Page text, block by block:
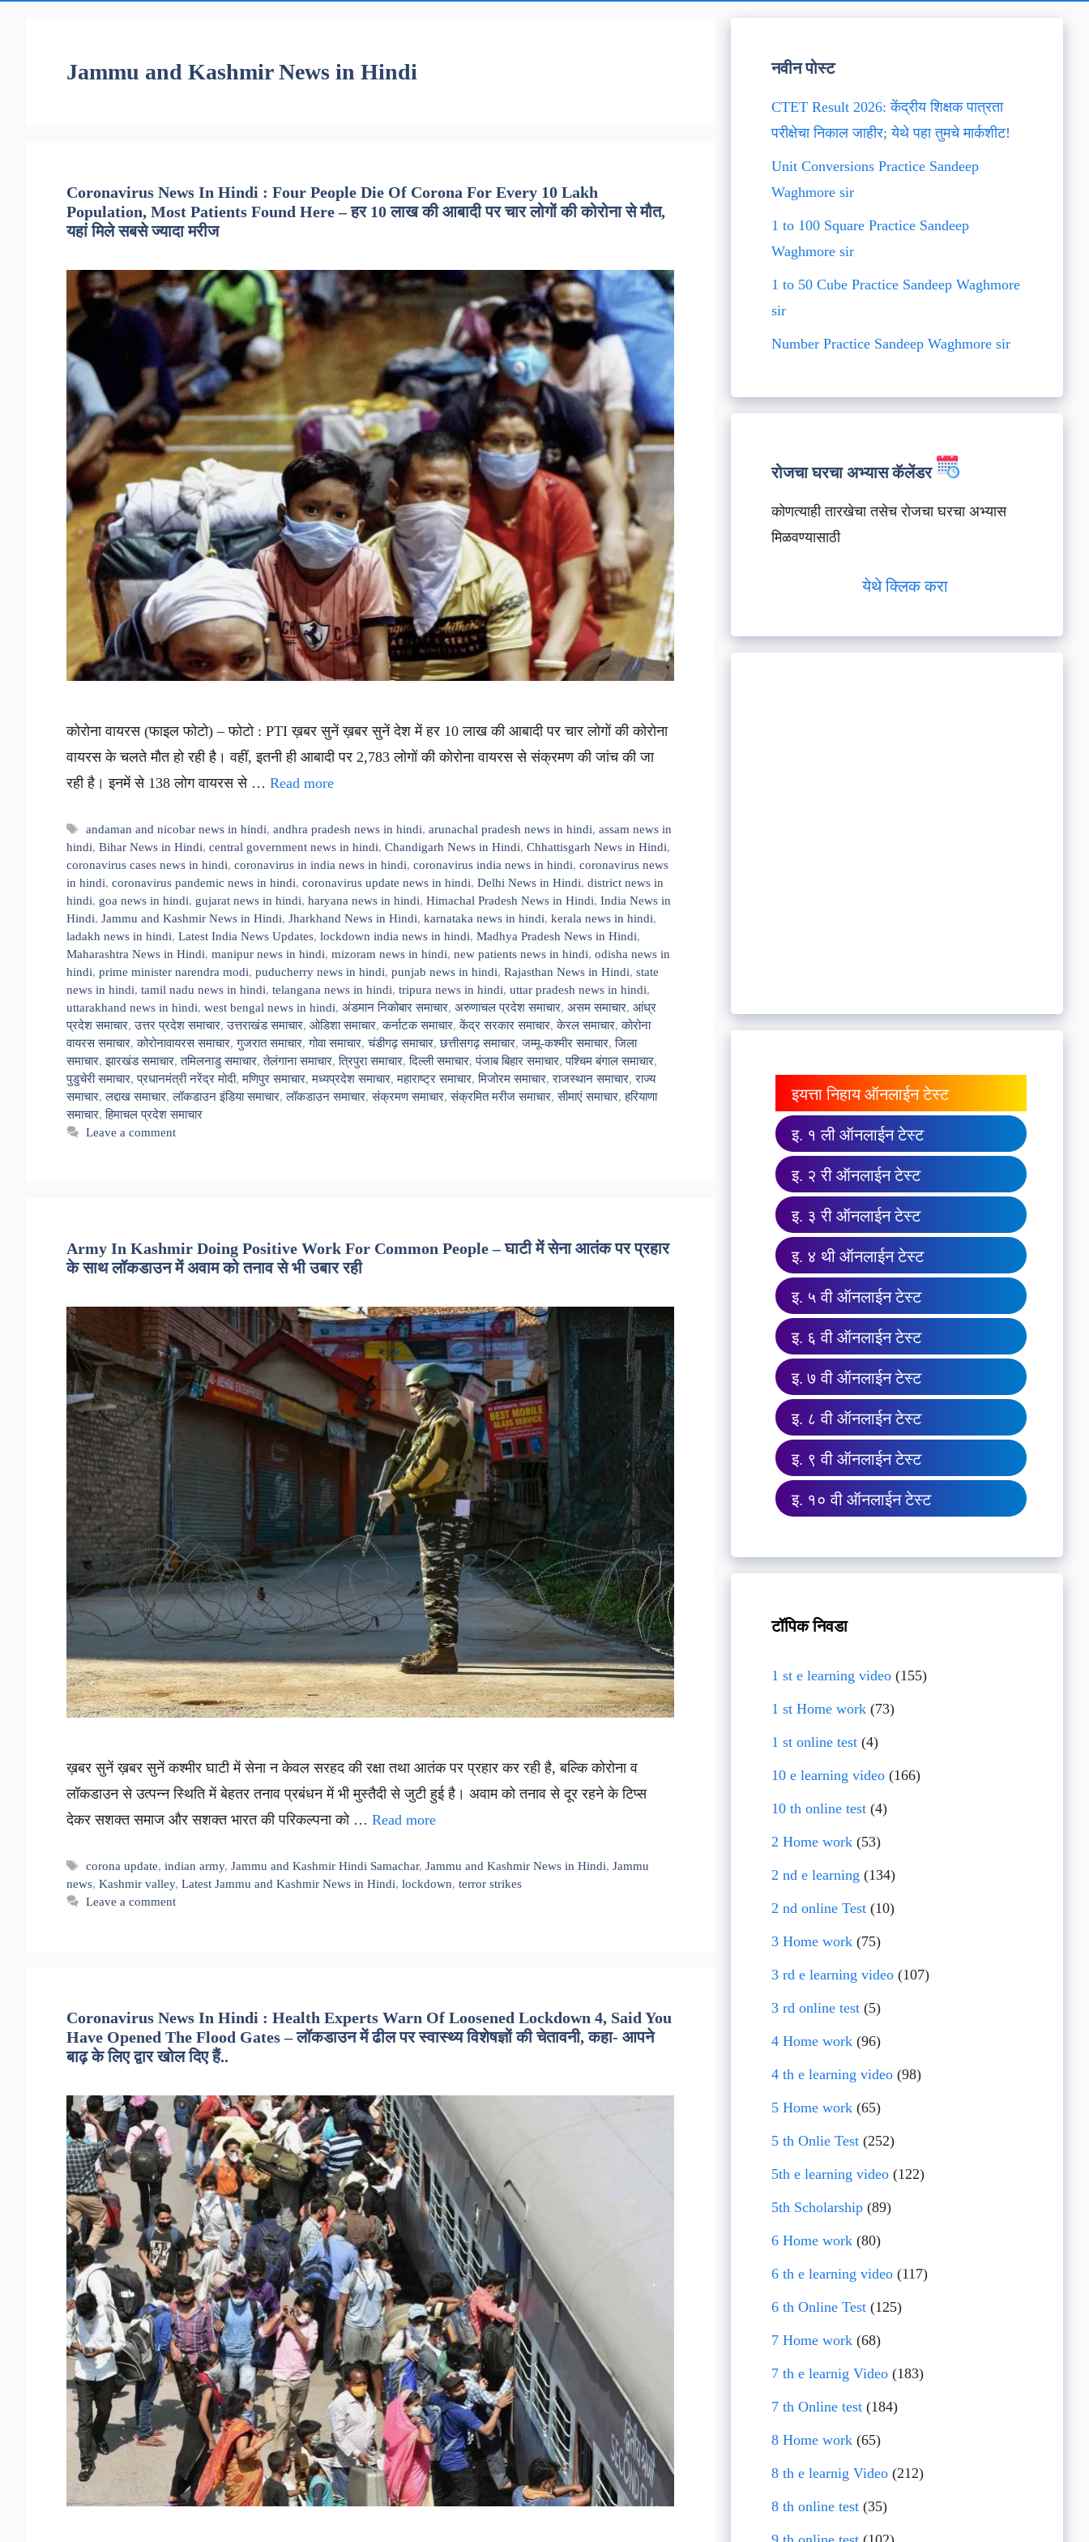
Jammu and Kashmir News in Hindi
Coronavirus News In Hindi : Four People Die Of Corona For Every 10 Lakh
Population, Most Patients Found Here – हर 10 लाख की आबादी पर चार लोगों की कोरोना से मौत,
यहां मिले सबसे ज्यादा मरीज
कोरोना वायरस (फाइल फोटो) – फोटो : PTI ख़बर सुनें ख़बर सुनें देश में हर 10 लाख की आबादी पर चार लोगों की कोरोना
वायरस के चलते मौत हो रही है। वहीं, इतनी ही आबादी पर 2,783 लोगों की कोरोना वायरस से संक्रमण की जांच की जा
रही है। इनमें से 138 लोग वायरस से … Read more
Tags
andaman and nicobar news in hindi,andhra pradesh news in hindi,arunachal pradesh news in hindi,assam news in
hindi, Bihar News in Hindi, central government news in hindi, Chandigarh News in Hindi, Chhattisgarh News in Hindi,
coronavirus cases news in hindi, coronavirus in india news in hindi, coronavirus india news in hindi, coronavirus news
in hindi, coronavirus pandemic news in hindi, coronavirus update news in hindi, Delhi News in Hindi, district news in
hindi, goa news in hindi, gujarat news in hindi, haryana news in hindi, Himachal Pradesh News in Hindi, India News in
Hindi, Jammu and Kashmir News in Hindi, Jharkhand News in Hindi, karnataka news in hindi, kerala news in hindi,
ladakh news in hindi, Latest India News Updates, lockdown india news in hindi, Madhya Pradesh News in Hindi,
Maharashtra News in Hindi, manipur news in hindi, mizoram news in hindi, new patients news in hindi, odisha news in
hindi, prime minister narendra modi, puducherry news in hindi, punjab news in hindi, Rajasthan News in Hindi, state
news in hindi, tamil nadu news in hindi, telangana news in hindi, tripura news in hindi, uttar pradesh news in hindi,
uttarakhand news in hindi, west bengal news in hindi, अंडमान निकोबार समाचार, अरुणाचल प्रदेश समाचार, असम समाचार, आंध्र
प्रदेश समाचार,उत्तर प्रदेश समाचार,उत्तराखंड समाचार, ओडिशा समाचार,कर्नाटक समाचार,केंद्र सरकार समाचार,केरल समाचार,कोरोना
वायरस समाचार,कोरोनावायरस समाचार,गुजरात समाचार,गोवा समाचार,चंडीगढ़ समाचार,छत्तीसगढ़ समाचार,जम्मू-कश्मीर समाचार,जिला
समाचार,झारखंड समाचार,तमिलनाडु समाचार,तेलंगाना समाचार,त्रिपुरा समाचार,दिल्ली समाचार,पंजाब बिहार समाचार,पश्चिम बंगाल समाचार,
पुडुचेरी समाचार,प्रधानमंत्री नरेंद्र मोदी,मणिपुर समाचार,मध्यप्रदेश समाचार,महाराष्ट्र समाचार,मिजोरम समाचार,राजस्थान समाचार,राज्य
समाचार,लद्दाख समाचार,लॉकडाउन इंडिया समाचार,लॉकडाउन समाचार,संक्रमण समाचार,संक्रमित मरीज समाचार,सीमाएं समाचार,हरियाणा
समाचार,हिमाचल प्रदेश समाचार
Leave a comment
Army In Kashmir Doing Positive Work For Common People – घाटी में सेना आतंक पर प्रहार
के साथ लॉकडाउन में अवाम को तनाव से भी उबार रही
ख़बर सुनें ख़बर सुनें कश्मीर घाटी में सेना न केवल सरहद की रक्षा तथा आतंक पर प्रहार कर रही है, बल्कि कोरोना व
लॉकडाउन से उत्पन्न स्थिति में बेहतर तनाव प्रबंधन में भी मुस्तैदी से जुटी हुई है। अवाम को तनाव से दूर रहने के टिप्स
देकर सशक्त समाज और सशक्त भारत की परिकल्पना को … Read more
Tags
corona update,indian army,Jammu and Kashmir Hindi Samachar,Jammu and Kashmir News in Hindi,Jammu
news, Kashmir valley, Latest Jammu and Kashmir News in Hindi, lockdown, terror strikes
Leave a comment
Coronavirus News In Hindi : Health Experts Warn Of Loosened Lockdown 4, Said You
Have Opened The Flood Gates – लॉकडाउन में ढील पर स्वास्थ्य विशेषज्ञों की चेतावनी, कहा- आपने
बाढ़ के लिए द्वार खोल दिए हैं..
नवीन पोस्ट
CTET Result 2026: केंद्रीय शिक्षक पात्रता
परीक्षेचा निकाल जाहीर; येथे पहा तुमचे मार्कशीट!
Unit Conversions Practice Sandeep
Waghmore sir
1 to 100 Square Practice Sandeep
Waghmore sir
1 to 50 Cube Practice Sandeep Waghmore
sir
Number Practice Sandeep Waghmore sir
रोजचा घरचा अभ्यास कॅलेंडर
कोणत्याही तारखेचा तसेच रोजचा घरचा अभ्यास
मिळवण्यासाठी
येथे क्लिक करा
इयत्ता निहाय ऑनलाईन टेस्ट
इ. १ ली ऑनलाईन टेस्ट
इ. २ री ऑनलाईन टेस्ट
इ. ३ री ऑनलाईन टेस्ट
इ. ४ थी ऑनलाईन टेस्ट
इ. ५ वी ऑनलाईन टेस्ट
इ. ६ वी ऑनलाईन टेस्ट
इ. ७ वी ऑनलाईन टेस्ट
इ. ८ वी ऑनलाईन टेस्ट
इ. ९ वी ऑनलाईन टेस्ट
इ. १० वी ऑनलाईन टेस्ट
टॉपिक निवडा
1 st e learning video(155)
1 st Home work(73)
1 st online test(4)
10 e learning video(166)
10 th online test(4)
2 Home work(53)
2 nd e learning (134)
2 nd online Test(10)
3 Home work(75)
3 rd e learning video(107)
3 rd online test(5)
4 Home work(96)
4 th e learning video(98)
5 Home work(65)
5 th Onlie Test(252)
5th e learning video(122)
5th Scholarship(89)
6 Home work(80)
6 th e learning video(117)
6 th Online Test(125)
7 Home work(68)
7 th e learnig Video(183)
7 th Online test(184)
8 Home work(65)
8 th e learnig Video(212)
8 th online test(35)